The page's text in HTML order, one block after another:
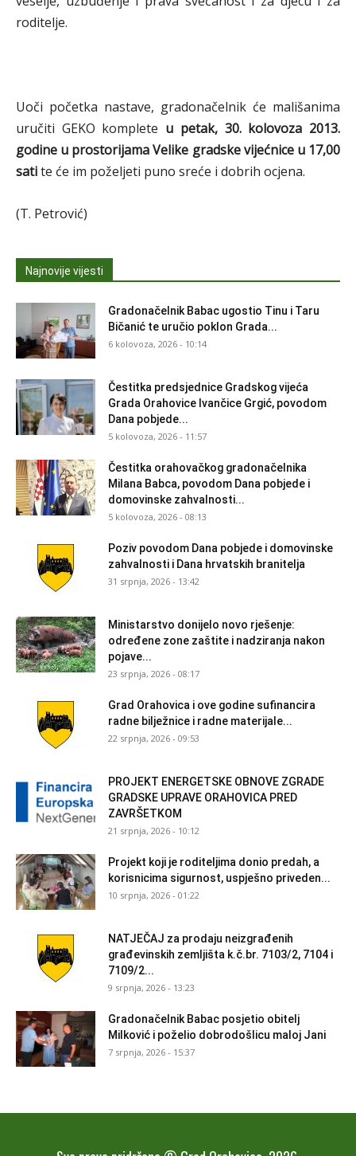
roditelje.
Uoči početka nastave, gradonačelnik će mališanima
uručiti GEKO komplete u petak, 30. kolovoza 2013.
godine u prostorijama Velike gradske vijećnice u 17,00
satite će im poželjeti puno sreće i dobrih ocjena.
(T. Petrović)
Najnovije vijesti
Gradonačelnik Babac ugostio Tinu i Taru
Bičanić te uručio poklon Grada...
6 kolovoza, 2026 - 10:14
Čestitka predsjednice Gradskog vijeća
Grada Orahovice Ivančice Grgić, povodom
Dana pobjede...
5 kolovoza, 2026 - 11:57
Čestitka orahovačkog gradonačelnika
Milana Babca, povodom Dana pobjede i
domovinske zahvalnosti...
5 kolovoza, 2026 - 08:13
Poziv povodom Dana pobjede i domovinske
zahvalnosti i Dana hrvatskih branitelja
31 srpnja, 2026 - 13:42
Ministarstvo donijelo novo rješenje:
određene zone zaštite i nadziranja nakon
pojave...
23 srpnja, 2026 - 08:17
Grad Orahovica i ove godine sufinancira
radne bilježnice i radne materijale...
22 srpnja, 2026 - 09:53
PROJEKT ENERGETSKE OBNOVE ZGRADE
GRADSKE UPRAVE ORAHOVICA PRED
ZAVRŠETKOM
21 srpnja, 2026 - 10:12
Projekt koji je roditeljima donio predah, a
korisnicima sigurnost, uspješno priveden...
10 srpnja, 2026 - 01:22
NATJEČAJ za prodaju neizgrađenih
građevinskih zemljišta k.č.br. 7103/2, 7104 i
7109/2...
9 srpnja, 2026 - 13:23
Gradonačelnik Babac posjetio obitelj
Milković i poželio dobrodošlicu maloj Jani
7 srpnja, 2026 - 15:37